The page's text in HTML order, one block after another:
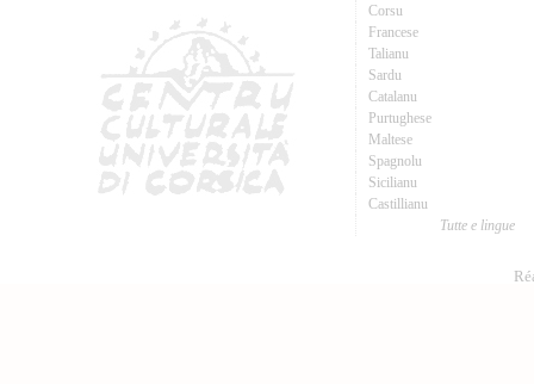
Corsu
Francese
Talianu
Sardu
Catalanu
Purtughese
Maltese
Spagnolu
Sicilianu
Castillianu
Tutte e lingue